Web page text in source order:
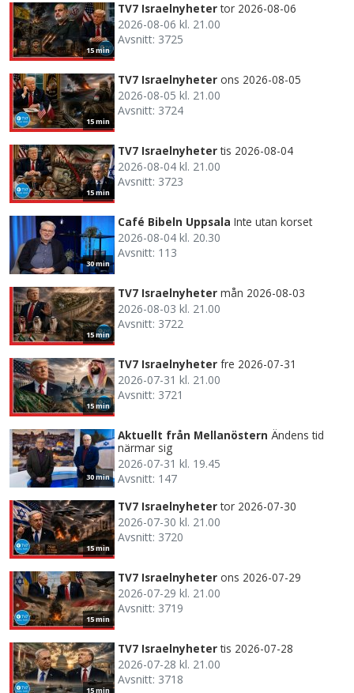
15 min
TV7 Israelnyheter tor 2026-08-06
2026-08-06 kl. 21.00
Avsnitt: 3725
15 min
TV7 Israelnyheter ons 2026-08-05
2026-08-05 kl. 21.00
Avsnitt: 3724
15 min
TV7 Israelnyheter tis 2026-08-04
2026-08-04 kl. 21.00
Avsnitt: 3723
30 min
Café Bibeln Uppsala Inte utan korset
2026-08-04 kl. 20.30
Avsnitt: 113
15 min
TV7 Israelnyheter mån 2026-08-03
2026-08-03 kl. 21.00
Avsnitt: 3722
15 min
TV7 Israelnyheter fre 2026-07-31
2026-07-31 kl. 21.00
Avsnitt: 3721
30 min
Aktuellt från Mellanöstern Ändens tid
närmar sig
2026-07-31 kl. 19.45
Avsnitt: 147
15 min
TV7 Israelnyheter tor 2026-07-30
2026-07-30 kl. 21.00
Avsnitt: 3720
15 min
TV7 Israelnyheter ons 2026-07-29
2026-07-29 kl. 21.00
Avsnitt: 3719
15 min
TV7 Israelnyheter tis 2026-07-28
2026-07-28 kl. 21.00
Avsnitt: 3718